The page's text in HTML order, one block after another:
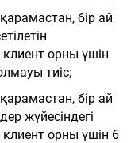
бір ай
орны үшін
тиіс;
бір ай
жүйесіндегі
орны үшін 6